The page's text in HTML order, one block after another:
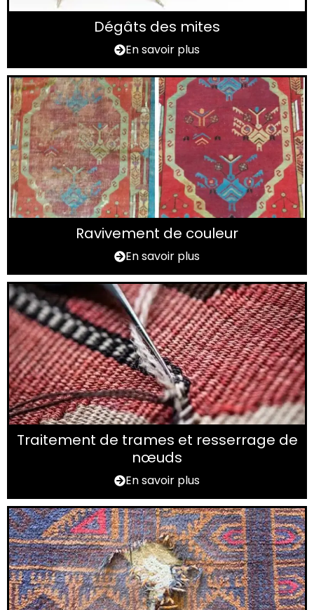
Dégâts des mites
En savoir plus
Ravivement de couleur
En savoir plus
Traitement de trames et resserrage de
nœuds
En savoir plus